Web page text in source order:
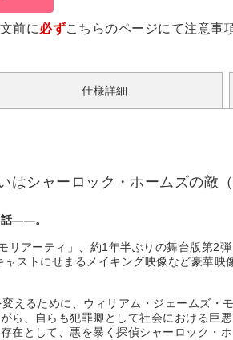
前に必ずこちらのページにて注意事
仕様詳細
はシャーロック・ホームズの敵
話――。
リアーティ」、約1年半ぶりの舞台版第2弾
ストにせまるメイキング映像など豪華映
るために、ウィリアム・ジェームズ・
ら、自らも犯罪卿として社会における巨悪
在として、悪を暴く探偵シャーロック・ホ